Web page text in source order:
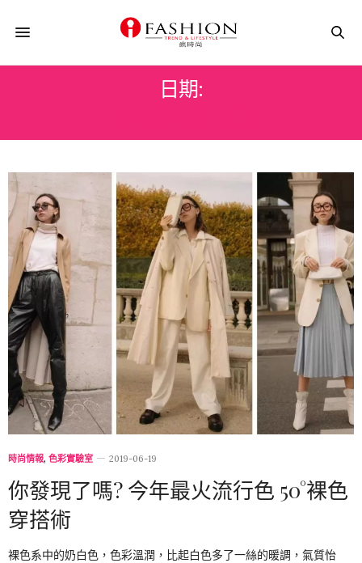
日期:
時尚情報, 色彩實驗室 2019-06-19
你發現了嗎? 今年最火流行色 50°裸色
穿搭術
裸色系中的奶白色，色彩溫潤，比起白色多了一絲的暖調，氣質怡